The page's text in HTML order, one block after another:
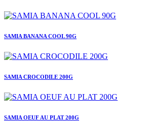
SAMIA BANANA COOL 90G
SAMIA CROCODILE 200G
SAMIA OEUF AU PLAT 200G